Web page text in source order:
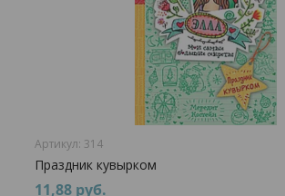
314
Праздник кувырком
11,88 руб.